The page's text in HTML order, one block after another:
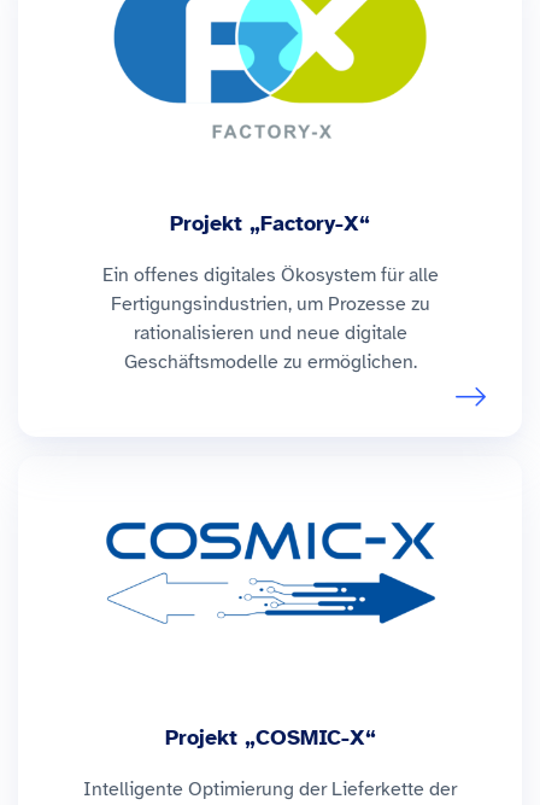
Projekt „Factory-X“
Ein offenes digitales Ökosystem für alle
Fertigungsindustrien, um Prozesse zu
rationalisieren und neue digitale
Geschäftsmodelle zu ermöglichen.
Projekt „COSMIC-X“
Intelligente Optimierung der Lieferkette der